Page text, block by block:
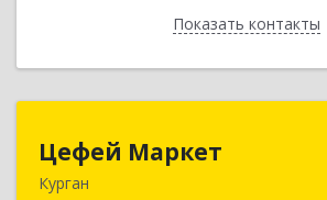
Показать контакты
Назад
Цефей Маркет
Курган640002, Курганская обл,